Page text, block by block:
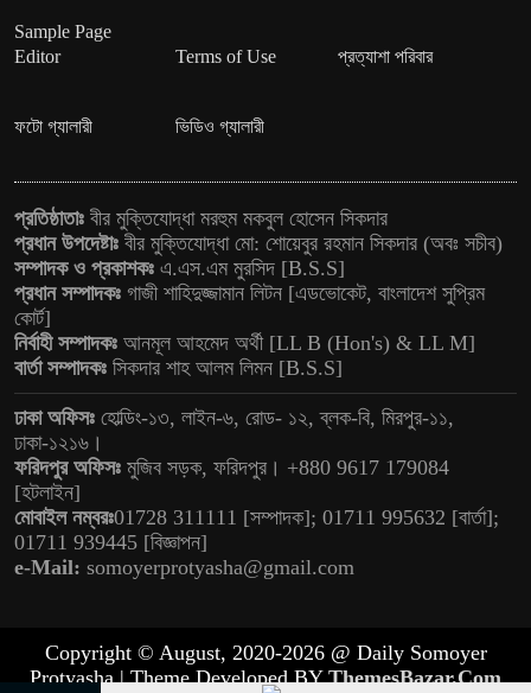
Sample Page
Editor
Terms of Use প্রত্যাশা পরিবার
ফটো গ্যালারী ভিডিও গ্যালারী
প্রতিষ্ঠাতাঃ বীর মুক্তিযোদ্ধা মরহুম মকবুল হোসেন সিকদার
প্রধান উপদেষ্টাঃ বীর মুক্তিযোদ্ধা মো: শোয়েবুর রহমান সিকদার (অবঃ সচীব)
সম্পাদক ও প্রকাশকঃ এ.এস.এম মুরসিদ [B.S.S]
প্রধান সম্পাদকঃ গাজী শাহিদুজ্জামান লিটন [এডভোকেট, বাংলাদেশ সুপ্রিম
কোর্ট]
নির্বাহী সম্পাদকঃ আনমূল আহমেদ অর্থী [LL B (Hon's) & LL M]
বার্তা সম্পাদকঃ সিকদার শাহ আলম লিমন [B.S.S]
ঢাকা অফিসঃ হোল্ডিং-১৩, লাইন-৬, রোড- ১২, ব্লক-বি, মিরপুর-১১,
ঢাকা-১২১৬।
ফরিদপুর অফিসঃ মুজিব সড়ক, ফরিদপুর। +880 9617 179084
[হটলাইন]
মোবাইল নম্বরঃ01728 311111 [সম্পাদক]; 01711 995632 [বার্তা];
01711 939445 [বিজ্ঞাপন]
e-Mail: somoyerprotyasha@gmail.com
Copyright © August, 2020-2026 @ Daily Somoyer
Protyasha | Theme Developed BYThemesBazar.Com